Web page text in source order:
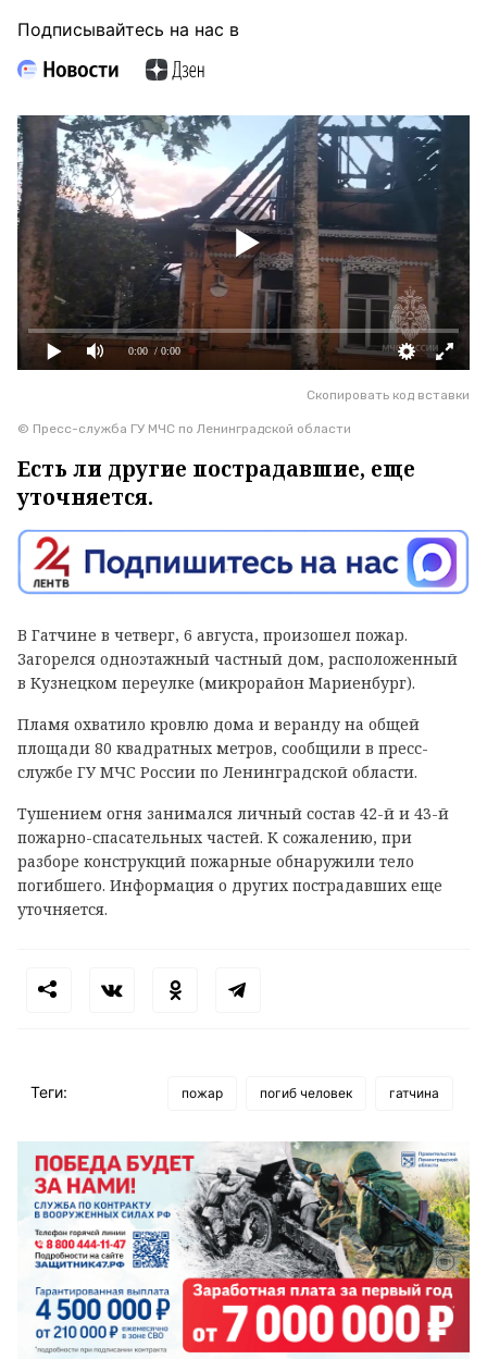
Подписывайтесь на нас в
0:00 / 0:00
Скопировать код вставки
© Пресс-служба ГУ МЧС по Ленинградской области
Есть ли другие пострадавшие, еще
уточняется.
В Гатчине в четверг, 6 августа, произошел пожар.
Загорелся одноэтажный частный дом, расположенный
в Кузнецком переулке (микрорайон Мариенбург).
Пламя охватило кровлю дома и веранду на общей
площади 80 квадратных метров, сообщили в пресс-
службе ГУ МЧС России по Ленинградской области.
Тушением огня занимался личный состав 42-й и 43-й
пожарно-спасательных частей. К сожалению, при
разборе конструкций пожарные обнаружили тело
погибшего. Информация о других пострадавших еще
уточняется.
Теги: пожар погиб человек гатчина